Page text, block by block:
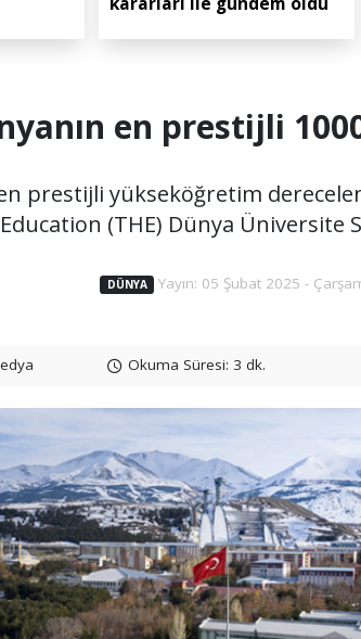
en prestijli
prestijli yükseköğretim
Education (THE) Dünya Üniversite
DÜNYA Yayın: 05 Şubat 2025 -
Okuma Süresi: 3 dk.